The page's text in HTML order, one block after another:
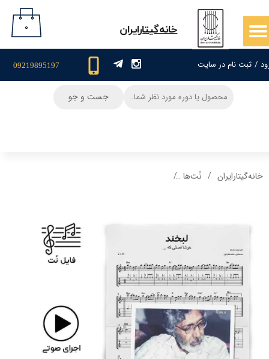
/ ثبت نام در سایت
حساب کاربری من
سفارشات
09219895197
​خانه‌گیتار‌ایران ۰
جست و جو
خانه‌گیتار‌ایران نُت‌ها